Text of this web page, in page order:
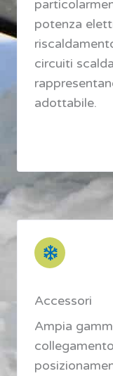
potenza
circuiti
adottabile.
Accessori
Ampia